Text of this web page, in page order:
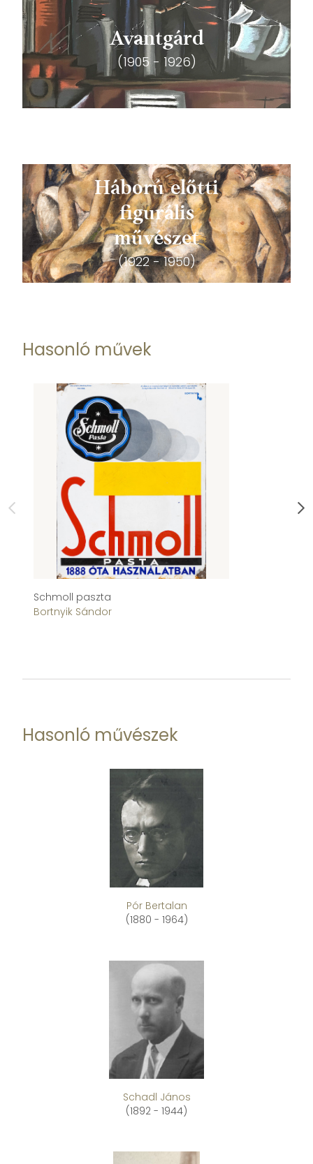
Avantgárd
(1905 - 1926)
Háború előtti
figurális
művészet
(1922 - 1950)
Hasonló művek
Schmoll paszta
Bortnyik Sándor
Hasonló művészek
Pór Bertalan
(1880 - 1964)
Schadl János
(1892 - 1944)